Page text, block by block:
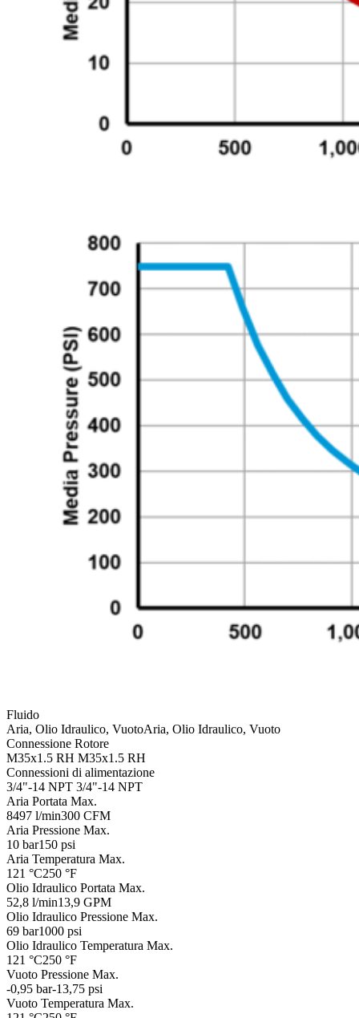
Fluido
Aria, Olio Idraulico, VuotoAria, Olio Idraulico, Vuoto
Connessione Rotore
M35x1.5 RH M35x1.5 RH
Connessioni di alimentazione
3/4"-14 NPT 3/4"-14 NPT
Aria Portata Max.
8497 l/min300 CFM
Aria Pressione Max.
10 bar150 psi
Aria Temperatura Max.
121 °C250 °F
Olio Idraulico Portata Max.
52,8 l/min13,9 GPM
Olio Idraulico Pressione Max.
69 bar1000 psi
Olio Idraulico Temperatura Max.
121 °C250 °F
Vuoto Pressione Max.
-0,95 bar-13,75 psi
Vuoto Temperatura Max.